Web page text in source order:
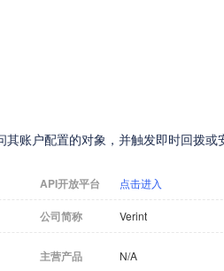
账户配置的对象，并触发即时回拨或
API开放平台 点击进入
公司简称 Verint
主营产品 N/A